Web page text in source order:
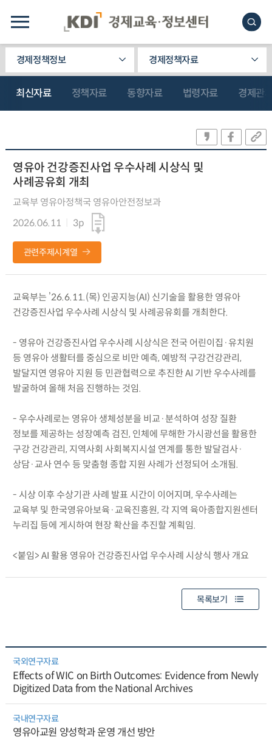
경제정책정보 경제정책자료
최신자료 정책자료 동향자료 법령자료 경제관
영유아 건강증진사업 우수사례 시상식 및
사례공유회 개최
교육부 영유아정책국 영유아안전정보과
2026.06.11
3p
관련주제시계열
교육부는 ’26.6.11.(목) 인공지능(AI) 신기술을 활용한 영유아
건강증진사업 우수사례 시상식 및 사례공유회를 개최한다.
- 영유아 건강증진사업 우수사례 시상식은 전국 어린이집·유치원
등 영유아 생활터를 중심으로 비만 예측, 예방적 구강건강관리,
발달지연 영유아 지원 등 민관협력으로 추진한 AI 기반 우수사례를
발굴하여 올해 처음 진행하는 것임.
- 우수사례로는 영유아 생체성분을 비교·분석하여 성장 질환
정보를 제공하는 성장예측 검진, 인체에 무해한 가시광선을 활용한
구강 건강관리, 지역사회 사회복지시설 연계를 통한 발달검사·
상담·교사 연수 등 맞춤형 종합 지원 사례가 선정되어 소개됨.
- 시상 이후 수상기관 사례 발표 시간이 이어지며, 우수사례는
교육부 및 한국영유아보육·교육진흥원, 각 지역 육아종합지원센터
누리집 등에 게시하여 현장 확산을 추진할 계획임.
<붙임> AI 활용 영유아 건강증진사업 우수사례 시상식 행사 개요
목록보기
국외연구자료
Effects of WIC on Birth Outcomes: Evidence from Newly
Digitized Data from the National Archives
국내연구자료
영유아교원 양성학과 운영 개선 방안